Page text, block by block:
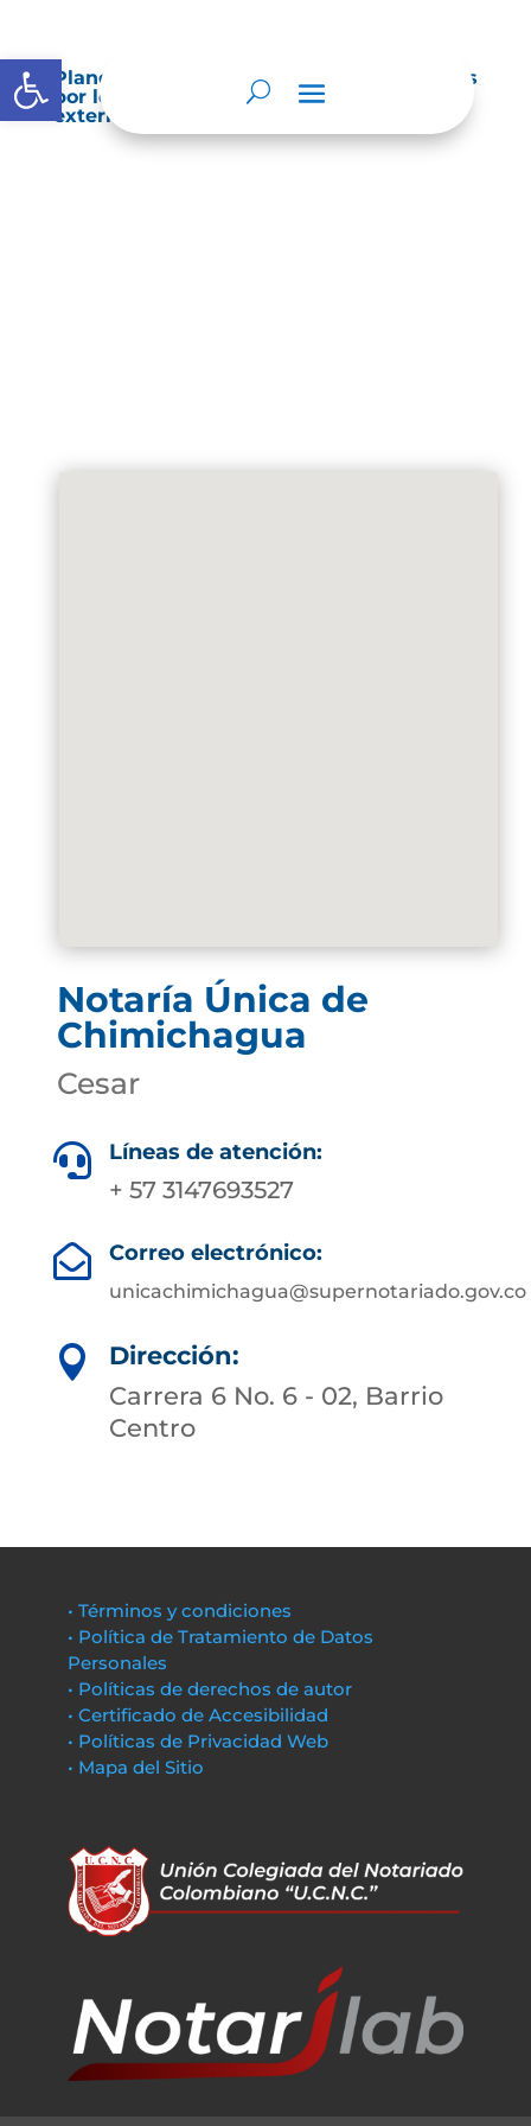
Abrir barra de herramientas
Planes de Mejoramiento vigentes exigidos
por los entes de control o auditoría
externos o internos.
Notaría Única de
Chimichagua
Cesar
 Líneas de atención:
+ 57 3147693527
 Correo electrónico:
unicachimichagua@supernotariado.gov.co

Dirección:
Carrera 6 No. 6 - 02, Barrio
Centro
• Términos y condiciones
• Política de Tratamiento de Datos
Personales
• Políticas de derechos de autor
• Certificado de Accesibilidad
• Políticas de Privacidad Web
• Mapa del Sitio